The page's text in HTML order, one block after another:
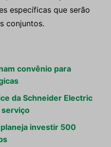
específicas que serão
conjuntos.
convênio para
da Schneider Electric
investir 500